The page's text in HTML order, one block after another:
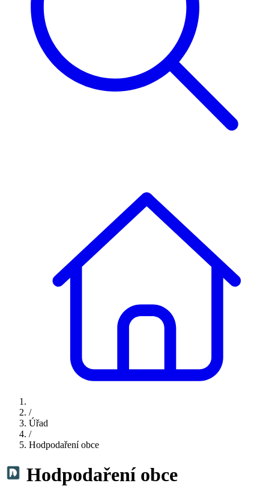
/
Úřad
/
Hodpodaření obce
Hodpodaření obce